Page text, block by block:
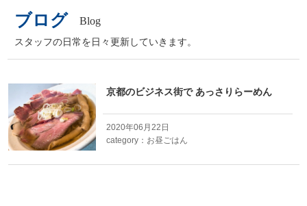
ブログ Blog
スタッフの日常を日々更新していきます。
京都のビジネス街で あっさりらーめん
2020年06月22日
category： お昼ごはん